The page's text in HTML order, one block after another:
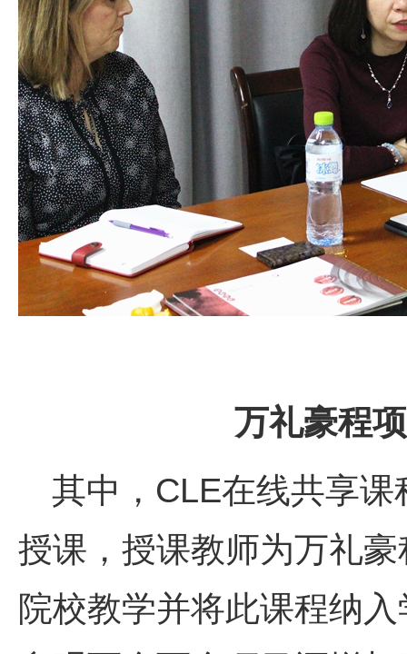
万礼豪程
其中， CLE在线共享课
授课，授课教师为万礼
院校教学并将此课程纳